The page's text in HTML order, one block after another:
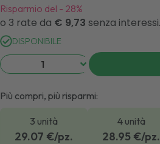
Risparmio del - 28%
DISPONIBILE
Più compri, più risparmi:
3 unità
29.07 €/pz.
4 unità
28.95 €/pz.